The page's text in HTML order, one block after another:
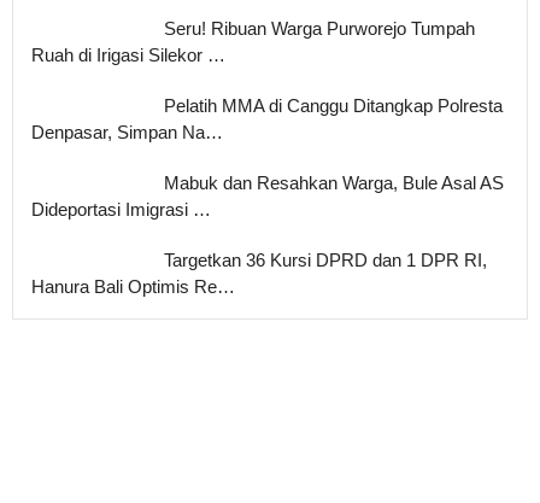
Seru! Ribuan Warga Purworejo Tumpah
Ruah di Irigasi Silekor …
Pelatih MMA di Canggu Ditangkap Polresta
Denpasar, Simpan Na…
Mabuk dan Resahkan Warga, Bule Asal AS
Dideportasi Imigrasi …
Targetkan 36 Kursi DPRD dan 1 DPR RI,
Hanura Bali Optimis Re…